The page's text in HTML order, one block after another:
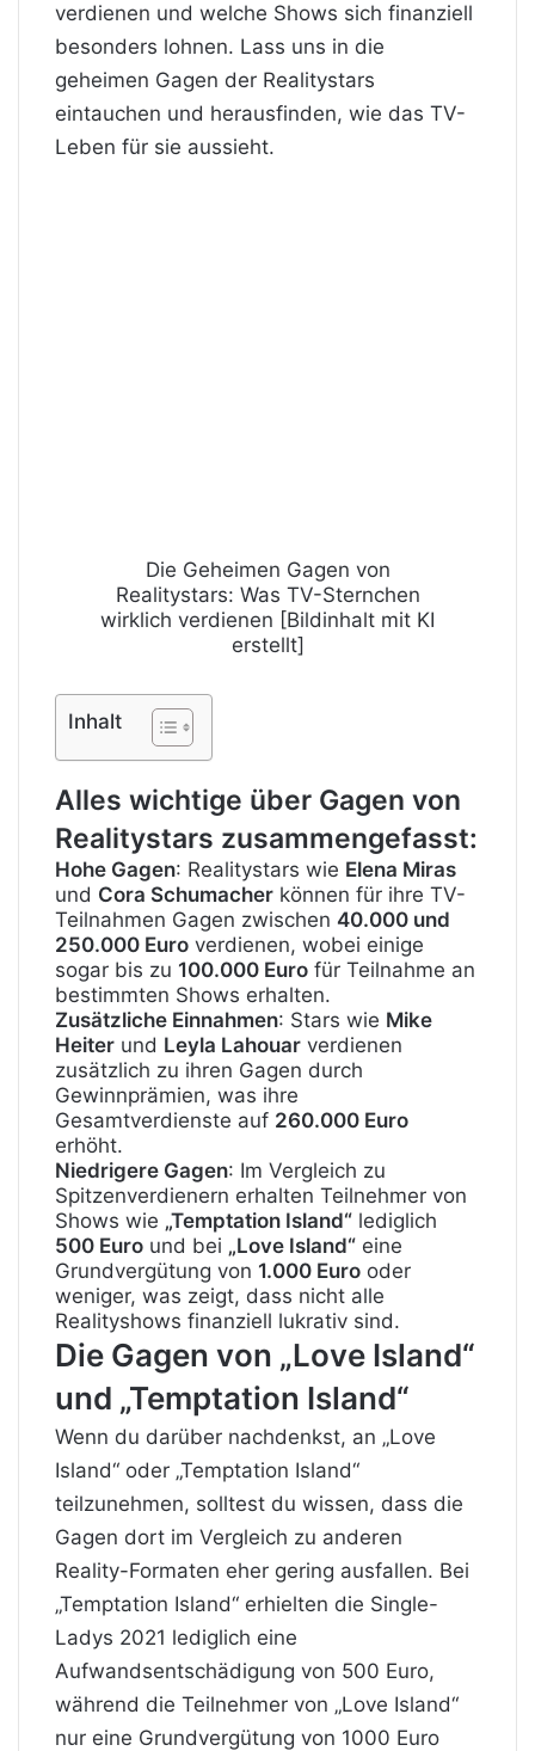
verdienen und welche Shows sich finanziell
besonders lohnen. Lass uns in die
geheimen Gagen der Realitystars
eintauchen und herausfinden, wie das TV-
Leben für sie aussieht.
Die Geheimen Gagen von
Realitystars: Was TV-Sternchen
wirklich verdienen [Bildinhalt mit KI
erstellt]
Inhalt
Alles wichtige über Gagen von
Realitystars zusammengefasst:
Hohe Gagen: Realitystars wie Elena Miras
und Cora Schumacher können für ihre TV-
Teilnahmen Gagen zwischen 40.000 und
250.000 Euro verdienen, wobei einige
sogar bis zu 100.000 Euro für Teilnahme an
bestimmten Shows erhalten.
Zusätzliche Einnahmen: Stars wie Mike
Heiter und Leyla Lahouar verdienen
zusätzlich zu ihren Gagen durch
Gewinnprämien, was ihre
Gesamtverdienste auf 260.000 Euro
erhöht.
Niedrigere Gagen: Im Vergleich zu
Spitzenverdienern erhalten Teilnehmer von
Shows wie „Temptation Island“ lediglich
500 Euro und bei „Love Island“ eine
Grundvergütung von 1.000 Euro oder
weniger, was zeigt, dass nicht alle
Realityshows finanziell lukrativ sind.
Die Gagen von „Love Island“
und „Temptation Island“
Wenn du darüber nachdenkst, an „Love
Island“ oder „Temptation Island“
teilzunehmen, solltest du wissen, dass die
Gagen dort im Vergleich zu anderen
Reality-Formaten eher gering ausfallen. Bei
„Temptation Island“ erhielten die Single-
Ladys 2021 lediglich eine
Aufwandsentschädigung von 500 Euro,
während die Teilnehmer von „Love Island“
nur eine Grundvergütung von 1000 Euro